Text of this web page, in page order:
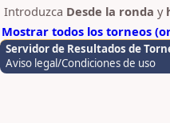
Introduzca Desde la ronda y
Mostrar todos los torneos
Servidor de Resultados de
Aviso legal/Condiciones de uso